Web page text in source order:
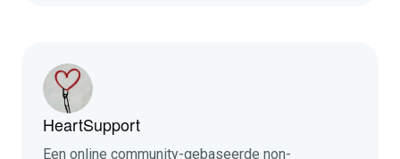
HeartSupport
Een online community-gebaseerde non-